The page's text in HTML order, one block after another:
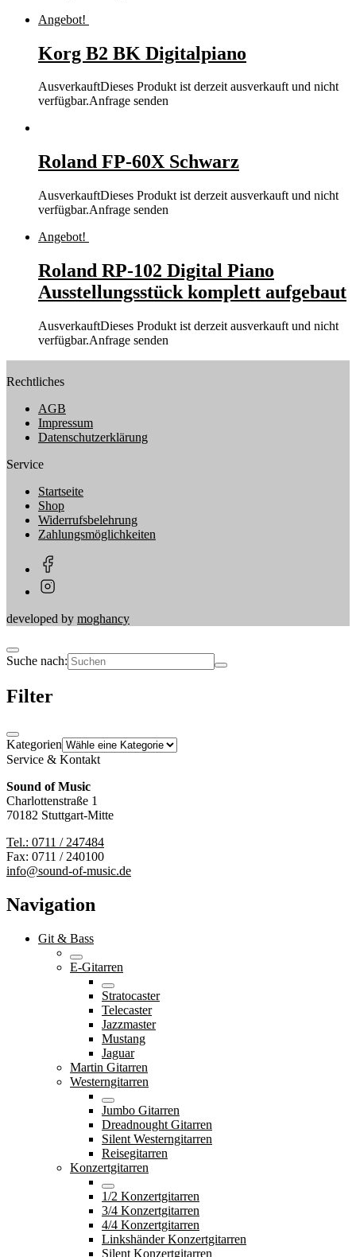
Angebot!
Korg B2 BK Digitalpiano
AusverkauftDieses Produkt ist derzeit ausverkauft und nicht
verfügbar.Anfrage senden
Roland FP-60X Schwarz
AusverkauftDieses Produkt ist derzeit ausverkauft und nicht
verfügbar.Anfrage senden
Angebot!
Roland RP-102 Digital Piano
Ausstellungsstück komplett aufgebaut
AusverkauftDieses Produkt ist derzeit ausverkauft und nicht
verfügbar.Anfrage senden
Rechtliches
AGB
Impressum
Datenschutzerklärung
Service
Startseite
Shop
Widerrufsbelehrung
Zahlungsmöglichkeiten
developed by moghancy
Suche nach:
Filter
Kategorien
Service & Kontakt
Sound of Music
Charlottenstraße 1
70182 Stuttgart-Mitte
Tel.: 0711 / 247484
Fax: 0711 / 240100
info@sound-of-music.de
Navigation
Git & Bass
E-Gitarren
Stratocaster
Telecaster
Jazzmaster
Mustang
Jaguar
Martin Gitarren
Westerngitarren
Jumbo Gitarren
Dreadnought Gitarren
Silent Westerngitarren
Reisegitarren
Konzertgitarren
1/2 Konzertgitarren
3/4 Konzertgitarren
4/4 Konzertgitarren
Linkshänder Konzertgitarren
Silent Konzertgitarren